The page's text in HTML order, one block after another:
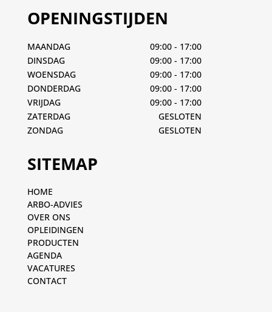
OPENINGSTIJDEN
MAANDAG
09:00 - 17:00
DINSDAG
09:00 - 17:00
WOENSDAG
09:00 - 17:00
DONDERDAG
09:00 - 17:00
VRIJDAG
09:00 - 17:00
ZATERDAG
GESLOTEN
ZONDAG
GESLOTEN
SITEMAP
HOME
ARBO-ADVIES
OVER ONS
OPLEIDINGEN
PRODUCTEN
AGENDA
VACATURES
CONTACT